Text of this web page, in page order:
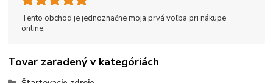
Tento obchod je jednoznačne moja prvá voľba pri nákupe
online.
Tovar zaradený v kategóriách